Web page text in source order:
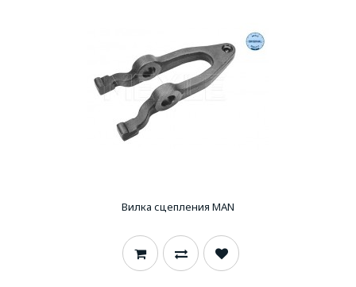
Вилка сцепления MAN